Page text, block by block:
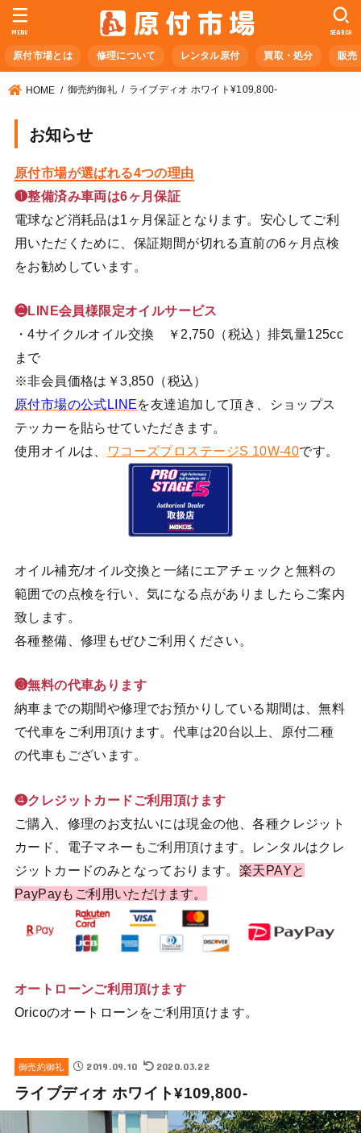
原付市場とは 修理について レンタル原付 買取・処分 販売
SEARCH
MENU
HOME 御売約御礼 ライブディオ ホワイト¥109,800-
お知らせ
原付市場が選ばれる4つの理由
❶整備済み車両は6ヶ月保証
電球など消耗品は1ヶ月保証となります。安心してご利
用いただくために、保証期間が切れる直前の6ヶ月点検
をお勧めしています。
❷LINE会員様限定オイルサービス
・4サイクルオイル交換 ￥2,750（税込）排気量125cc
まで
※非会員価格は￥3,850（税込）
原付市場の公式LINEを友達追加して頂き、ショップス
テッカーを貼らせていただきます。
使用オイルは、
ワコーズプロステージS 10W-40です。
オイル補充/オイル交換と一緒にエアチェックと無料の
範囲での点検を行い、気になる点がありましたらご案内
致します。
各種整備、修理もぜひご利用ください。
❸無料の代車あります
納車までの期間や修理でお預かりしている期間は、無料
で代車をご利用頂けます。代車は20台以上、原付二種
の代車もございます。
❹クレジットカードご利用頂けます
ご購入、修理のお支払いには現金の他、各種クレジット
カード、電子マネーもご利用頂けます。レンタルはクレ
ジットカードのみとなっております。 楽天PAYと
PayPayもご利用いただけます。
オートローンご利用頂けます
Oricoのオートローンをご利用頂けます。
御売約御礼 2019.09.10 2020.03.22
ライブディオ ホワイト¥109,800-